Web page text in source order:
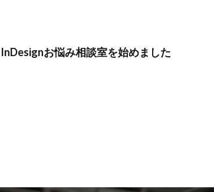
InDesignお悩み相談室を始めました